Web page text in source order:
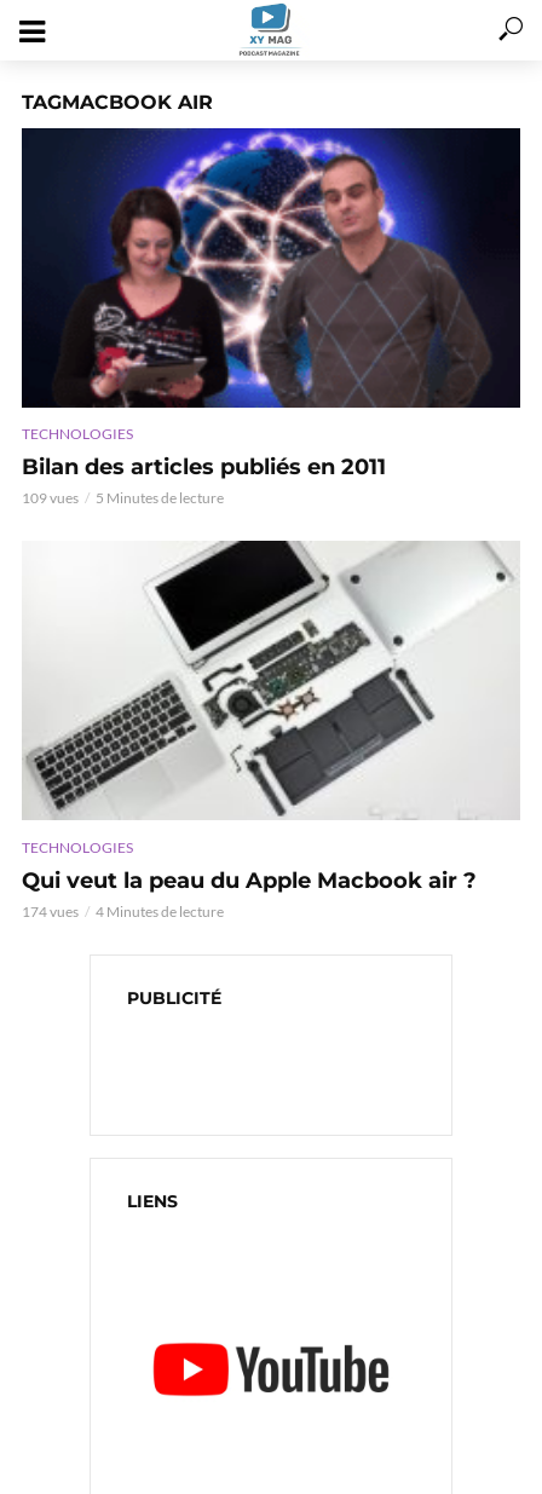
TAGMACBOOK AIR
TECHNOLOGIES
Bilan des articles publiés en 2011
109 vues 5 Minutes de lecture
TECHNOLOGIES
Qui veut la peau du Apple Macbook air ?
174 vues 4 Minutes de lecture
PUBLICITÉ
LIENS